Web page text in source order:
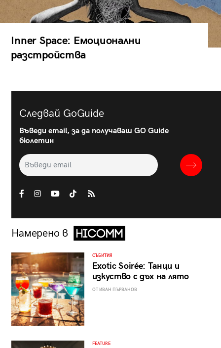
Inner Space: Емоционални
разстройства
Следвай GoGuide
Въведи email, за да получаваш GO Guide
бюлетин
Намерено в
СЪБИТИЯ
Exotic Soirée: Танци и
изкуство с дъх на лято
ОТ ИВАН ПЪРВАНОВ
FEATURE